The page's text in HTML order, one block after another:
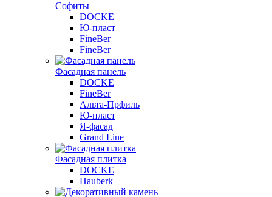
Софиты
DOCKE
Ю-пласт
FineBer
FineBer
Фасадная панель
DOCKE
FineBer
Альта-Прфиль
Ю-пласт
Я-фасад
Grand Line
Фасадная плитка
DOCKE
Hauberk